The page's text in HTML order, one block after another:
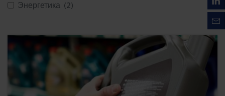
Энергетика (2)